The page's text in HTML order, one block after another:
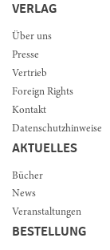
VERLAG
Über uns
Presse
Vertrieb
Foreign Rights
Kontakt
Datenschutzhinweise
AKTUELLES
Bücher
News
Veranstaltungen
BESTELLUNG